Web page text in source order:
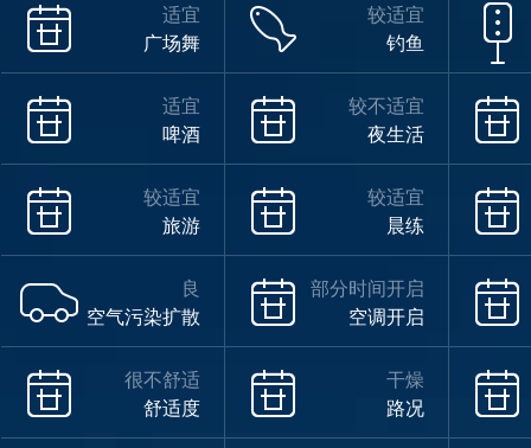
适宜
广场舞
较适宜
钓鱼
适宜
啤酒
较不适宜
夜生活
较适宜
旅游
较适宜
晨练
良
空气污染扩散
部分时间开启
空调开启
很不舒适
舒适度
干燥
路况